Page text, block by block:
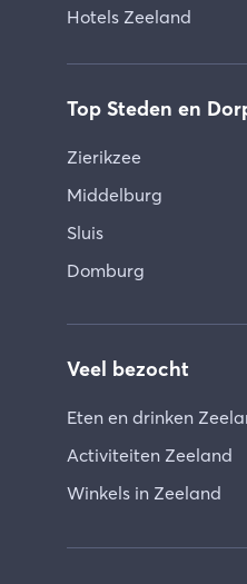
Hotels Zeeland
Top Steden en
Zierikzee
Middelburg
Sluis
Domburg
Veel bezocht
Eten en drinken
Activiteiten Zeeland
Winkels in Zeeland